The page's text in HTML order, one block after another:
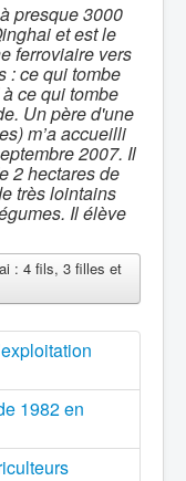
presque 3000
et est le
ferroviaire vers
: ce qui tombe
ce qui tombe
Un père d'une
m’a accueilli
2007. Il
2 hectares de
très lointains
Il élève
: 4 fils, 3 filles et
1982 en